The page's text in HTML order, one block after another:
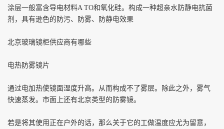
涂层一般富含导电材料A TO和氧化硅。构成一种超亲水防静电抗菌
剂，具有逊色的防污、防雾、防静电效果
北京玻璃镜柜供应商有哪些
电热防雾镜片
通过电加热使镜面湿度升高。从而构成不了雾层。除此之外，雾气
快速蒸发。市面上还有北京类型的防雾镜。
若是将其使用正在户外的话，那么关于它的工做温度应尤为留意，